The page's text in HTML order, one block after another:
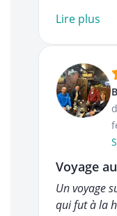
Lire plus
Voyage
Un voyage
qui fut à la